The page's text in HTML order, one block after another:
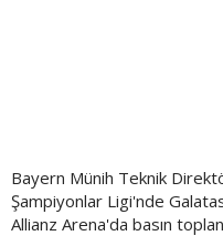
Bayern Münih Teknik
Şampiyonlar Ligi'nde
Allianz Arena'da basın